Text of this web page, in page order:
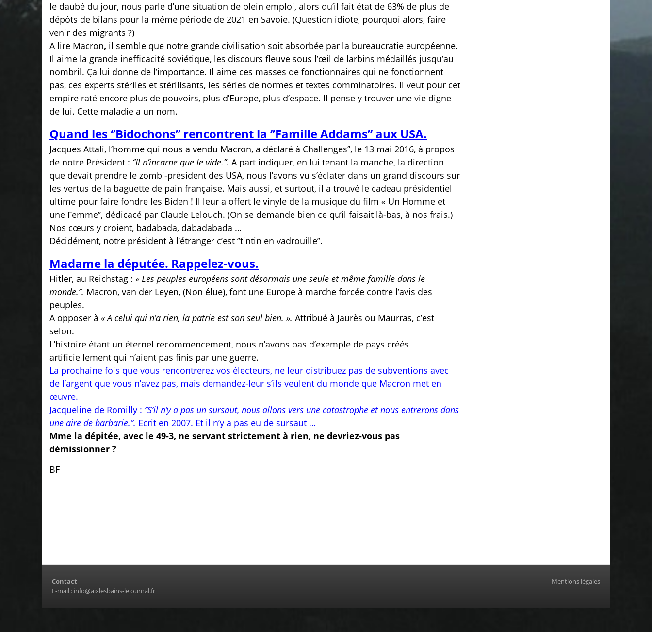
le daubé du jour, nous parle d’une situation de plein emploi, alors qu’il fait état de 63% de plus de
dépôts de bilans pour la même période de 2021 en Savoie. (Question idiote, pourquoi alors, faire
venir des migrants ?)
A lire Macron, il semble que notre grande civilisation soit absorbée par la bureaucratie européenne.
Il aime la grande inefficacité soviétique, les discours fleuve sous l’œil de larbins médaillés jusqu’au
nombril. Ça lui donne de l’importance. Il aime ces masses de fonctionnaires qui ne fonctionnent
pas, ces experts stériles et stérilisants, les séries de normes et textes comminatoires. Il veut pour cet
empire raté encore plus de pouvoirs, plus d’Europe, plus d’espace. Il pense y trouver une vie digne
de lui. Cette maladie a un nom.
Quand les ‘’Bidochons’’ rencontrent la ‘’Famille Addams’’ aux USA.
Jacques Attali, l’homme qui nous a vendu Macron, a déclaré à Challenges’’, le 13 mai 2016, à propos
de notre Président : ‘’Il n’incarne que le vide.’’. A part indiquer, en lui tenant la manche, la direction
que devait prendre le zombi-président des USA, nous l’avons vu s’éclater dans un grand discours sur
les vertus de la baguette de pain française. Mais aussi, et surtout, il a trouvé le cadeau présidentiel
ultime pour faire fondre les Biden ! Il leur a offert le vinyle de la musique du film « Un Homme et
une Femme’’, dédicacé par Claude Lelouch. (On se demande bien ce qu’il faisait là-bas, à nos frais.)
Nos cœurs y croient, badabada, dabadabada …
Décidément, notre président à l’étranger c’est ‘’tintin en vadrouille’’.
Madame la députée. Rappelez-vous.
Hitler, au Reichstag : « Les peuples européens sont désormais une seule et même famille dans le
monde.’’. Macron, van der Leyen, (Non élue), font une Europe à marche forcée contre l’avis des
peuples.
A opposer à « A celui qui n’a rien, la patrie est son seul bien. ». Attribué à Jaurès ou Maurras, c’est
selon.
L’histoire étant un éternel recommencement, nous n’avons pas d’exemple de pays créés
artificiellement qui n’aient pas finis par une guerre.
La prochaine fois que vous rencontrerez vos électeurs, ne leur distribuez pas de subventions avec
de l’argent que vous n’avez pas, mais demandez-leur s’ils veulent du monde que Macron met en
œuvre.
Jacqueline de Romilly : ‘’S’il n’y a pas un sursaut, nous allons vers une catastrophe et nous entrerons dans
une aire de barbarie.’’. Ecrit en 2007. Et il n’y a pas eu de sursaut …
Mme la dépitée, avec le 49-3, ne servant strictement à rien, ne devriez-vous pas
démissionner ?
BF
Contact
E-mail : info@aixlesbains-lejournal.fr
Mentions légales